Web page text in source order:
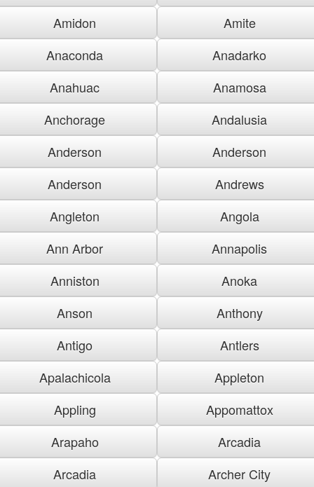
Amidon
Amite
Anaconda
Anadarko
Anahuac
Anamosa
Anchorage
Andalusia
Anderson
Anderson
Anderson
Andrews
Angleton
Angola
Ann Arbor
Annapolis
Anniston
Anoka
Anson
Anthony
Antigo
Antlers
Apalachicola
Appleton
Appling
Appomattox
Arapaho
Arcadia
Arcadia
Archer City